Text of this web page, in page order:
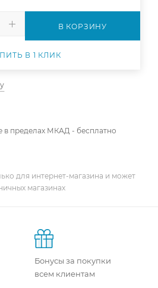
В КОРЗИНУ
В 1 КЛИК
в пределах МКАД - бесплатно
для интернет-магазина и может
магазинах
Бонусы за покупки
всем клиентам